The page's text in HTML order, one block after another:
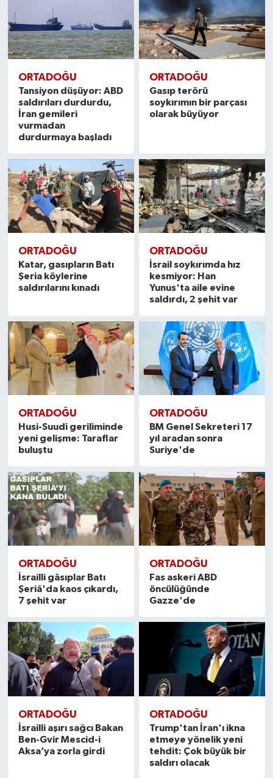
ORTADOĞU
Tansiyon düşüyor: ABD
saldırıları durdurdu,
İran gemileri
vurmadan
durdurmaya başladı
ORTADOĞU
Gasıp terörü
soykırımın bir parçası
olarak büyüyor
ORTADOĞU
Katar, gasıpların Batı
Şeria köylerine
saldırılarını kınadı
ORTADOĞU
İsrail soykırımda hız
kesmiyor: Han
Yunus'ta aile evine
saldırdı, 2 şehit var
ORTADOĞU
Husi-Suudi geriliminde
yeni gelişme: Taraflar
buluştu
ORTADOĞU
BM Genel Sekreteri 17
yıl aradan sonra
Suriye'de
ORTADOĞU
İsrailli gâsıplar Batı
Şeriâ'da kaos çıkardı,
7 şehit var
ORTADOĞU
Fas askeri ABD
öncülüğünde
Gazze'de
ORTADOĞU
İsrailli aşırı sağcı Bakan
Ben-Gvir Mescid-i
Aksa’ya zorla girdi
ORTADOĞU
Trump'tan İran'ı ikna
etmeye yönelik yeni
tehdit: Çok büyük bir
saldırı olacak